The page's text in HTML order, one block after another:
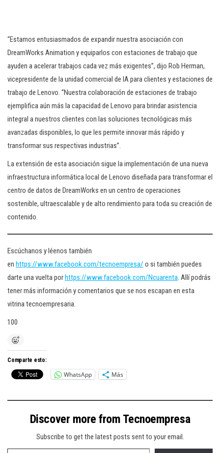
“Estamos entusiasmados de expandir nuestra asociación con
DreamWorks Animation y equiparlos con estaciones de trabajo que
ayuden a acelerar trabajos cada vez más exigentes”, dijo Rob Herman,
vicepresidente de la unidad comercial de IA para clientes y estaciones de
trabajo de Lenovo. “Nuestra colaboración de estaciones de trabajo
ejemplifica aún más la capacidad de Lenovo para brindar asistencia
integral a nuestros clientes con las soluciones tecnológicas más
avanzadas disponibles, lo que les permite innovar más rápido y
transformar sus respectivas industrias”.
La extensión de esta asociación sigue la implementación de una nueva
infraestructura informática local de Lenovo diseñada para transformar el
centro de datos de DreamWorks en un centro de operaciones
sostenible, ultraescalable y de alto rendimiento para toda su creación de
contenido.
Escúchanos y léenos también
en https://www.facebook.com/tecnoempresa/ o si también puedes
darte una vuelta porhttps://www.facebook.com/Ncuarenta. Allí podrás
tener más información y comentarios que se nos escapan en esta
vitrina tecnoempresaria.
100
Comparte esto:
WhatsApp Más
Discover more from Tecnoempresa
Subscribe to get the latest posts sent to your email.
Type your email…